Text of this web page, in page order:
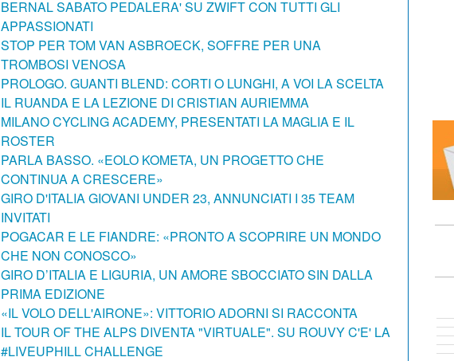
BERNAL SABATO PEDALERA' SU ZWIFT CON TUTTI GLI
APPASSIONATI
STOP PER TOM VAN ASBROECK, SOFFRE PER UNA
TROMBOSI VENOSA
PROLOGO. GUANTI BLEND: CORTI O LUNGHI, A VOI LA SCELTA
IL RUANDA E LA LEZIONE DI CRISTIAN AURIEMMA
MILANO CYCLING ACADEMY, PRESENTATI LA MAGLIA E IL
ROSTER
PARLA BASSO. «EOLO KOMETA, UN PROGETTO CHE
CONTINUA A CRESCERE»
GIRO D'ITALIA GIOVANI UNDER 23, ANNUNCIATI I 35 TEAM
INVITATI
POGACAR E LE FIANDRE: «PRONTO A SCOPRIRE UN MONDO
CHE NON CONOSCO»
GIRO D’ITALIA E LIGURIA, UN AMORE SBOCCIATO SIN DALLA
PRIMA EDIZIONE
«IL VOLO DELL'AIRONE»: VITTORIO ADORNI SI RACCONTA
IL TOUR OF THE ALPS DIVENTA "VIRTUALE". SU ROUVY C'E' LA
#LIVEUPHILL CHALLENGE